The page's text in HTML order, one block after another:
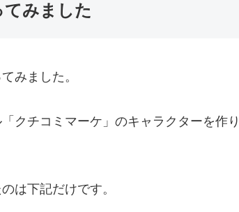
みました
みました。
クチコミマーケ」のキャラクターを作
は下記だけです。